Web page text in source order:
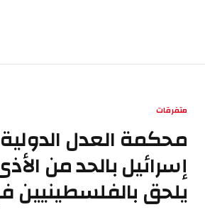
متفرقات
محكمة العدل
إسرائيل بالحد من
يلحق بالفلسطينيين